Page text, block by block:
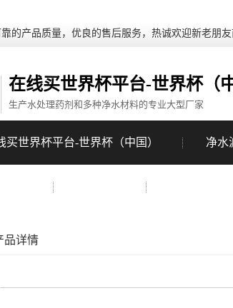
的产品质量，优良的售后服务，热诚欢迎新老朋友
在线买世界杯平台-世界杯（
生产水处理药剂和多种净水材料的专业大型厂家
买世界杯平台-世界杯（中国） 净水
品详情